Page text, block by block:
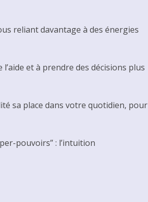
reliant davantage à des énergies
et à prendre des décisions plus
sa place dans votre quotidien, pour
pouvoirs” : l’intuition